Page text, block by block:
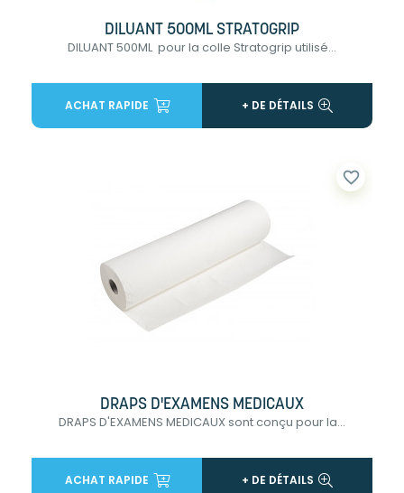
DILUANT 500ML STRATOGRIP
DILUANT 500ML pour la colle Stratogrip utilisé...
ACHAT RAPIDE + DE DÉTAILS
favorite_border
DRAPS D'EXAMENS MEDICAUX
DRAPS D'EXAMENS MEDICAUX sont conçu pour la...
ACHAT RAPIDE + DE DÉTAILS